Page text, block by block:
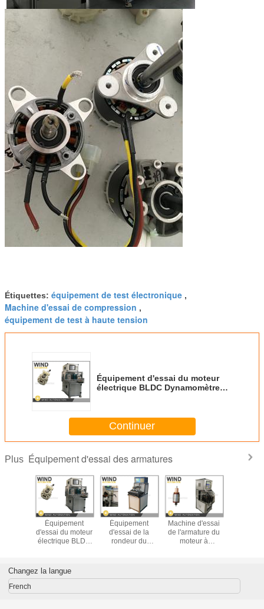
Étiquettes: équipement de test électronique ,
Machine d'essai de compression ,
équipement de test à haute tension
Équipement d'essai du moteur
électrique BLDC Dynamomètre
Continuer
Plus Équipement d'essai des armatures
02
Équipement
d'essai du moteur
électrique BLDC
de tension et de
courant RPM
Équipement
d'essai de la
rondeur du
Machine d'essai
de l'armature du
moteur à
Changez la langue
French